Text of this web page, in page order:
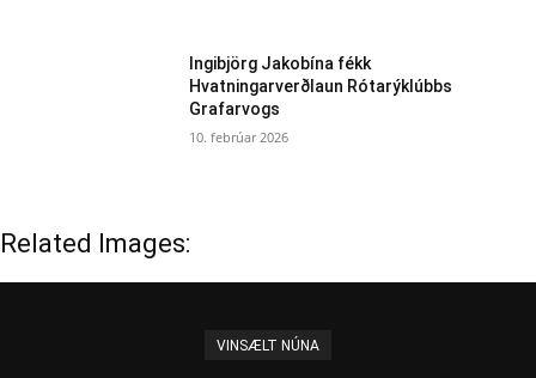
Ingibjörg Jakobína fékk
Hvatningarverðlaun Rótarýklúbbs
Grafarvogs
10. febrúar 2026
Related Images:
VINSÆLT NÚNA